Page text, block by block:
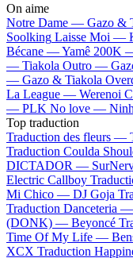
On aime
Notre Dame — Gazo &
Soolking Laisse Moi —
Bécane —Yamê 200K
— Tiakola Outro —
— Gazo & Tiakola
La League — Werenoi
— PLK No love —
Top traduction
Traduction des fleurs —
Traduction Coulda
DICTADOR —
Electric Callboy
Mi Chico — DJ Goja
Traduction Danceteria —
(DONK) — Beyoncé
Time Of My Life —
XCX Traduction